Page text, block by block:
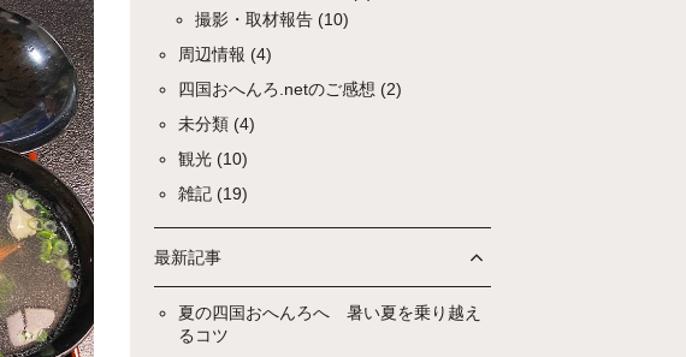
撮影・取材報告 (10)
周辺情報 (4)
四国おへんろ.netのご感想 (2)
未分類 (4)
観光 (10)
雑記 (19)
最新記事
夏の四国おへんろへ 暑い夏を乗り越え
るコツ